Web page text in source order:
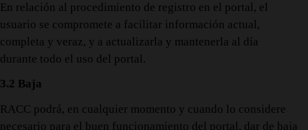
En relación al procedimiento de registro en el portal, el
usuario se compromete a facilitar información actual,
completa y veraz, y a actualizarla y mantenerla al día
durante todo el uso del portal.
3.2 Baja
RACC podrá, en cualquier momento y cuando lo considere
necesario para el buen funcionamiento del portal, dar de baja